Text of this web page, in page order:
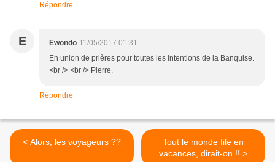
Répondre
E Ewondo 11/05/2017 01:31
En union de prières pour toutes les intentions de la Banquise.
<br /> <br /> Pierre.
Répondre
< Alors, les voyageurs ??
Tout le monde file en
vacances, dirait-on !! >